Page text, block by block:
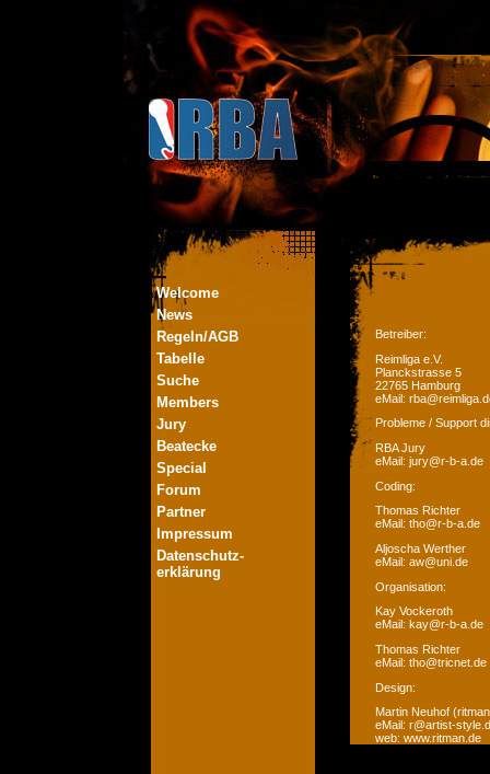
Welcome
News
Regeln/AGB
Tabelle
Suche
Members
Jury
Beatecke
Special
Forum
Partner
Impressum
Datenschutz-
erklärung
Betreiber:
Reimliga e.V.
Planckstrasse 5
22765 Hamburg
eMail:
Probleme / Support
RBA Jury
eMail: jury@r-b-a.de
Coding:
Thomas Richter
eMail: tho@r-b-a.de
Aljoscha Werther
eMail: aw@uni.de
Organisation:
Kay Vockeroth
eMail: kay@r-b-a.de
Thomas Richter
eMail: tho@tricnet.de
Design:
Martin Neuhof
eMail: r@artist-
web: www.ritman.de